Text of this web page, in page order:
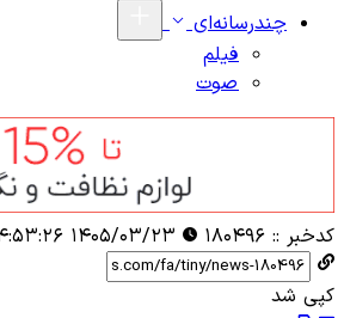
چندرسانه‌ای
فیلم
صوت
کدخبر :: ۱۸۰۴۹۶
کپی شد